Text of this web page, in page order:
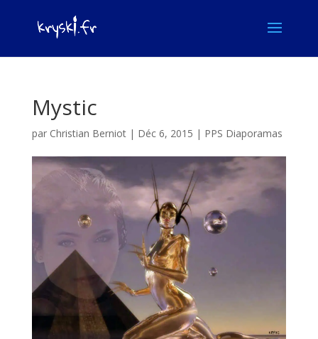
Mystic
par Christian Berniot| Déc 6, 2015 | PPS Diaporamas